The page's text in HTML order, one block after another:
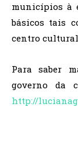
municípios à
básicos tais
centro
Para saber
governo da
http://